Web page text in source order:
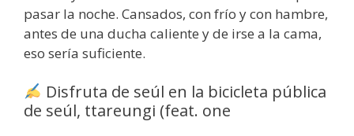
pasar la noche. Cansados, con frío y con hambre,
antes de una ducha caliente y de irse a la cama,
eso sería suficiente.
Disfruta de seúl en la bicicleta pública
de seúl, ttareungi (feat. one